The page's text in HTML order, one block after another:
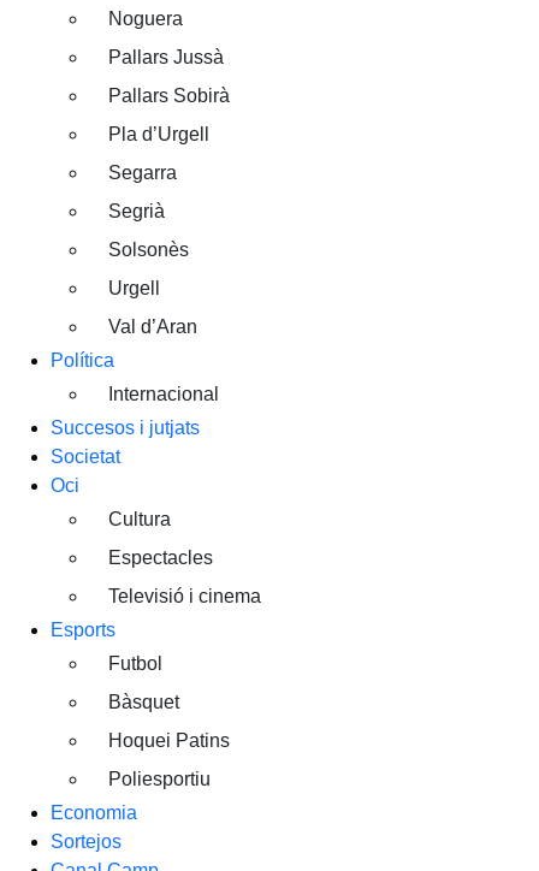
Noguera
Pallars Jussà
Pallars Sobirà
Pla d’Urgell
Segarra
Segrià
Solsonès
Urgell
Val d’Aran
Política
Internacional
Succesos i jutjats
Societat
Oci
Cultura
Espectacles
Televisió i cinema
Esports
Futbol
Bàsquet
Hoquei Patins
Poliesportiu
Economia
Sortejos